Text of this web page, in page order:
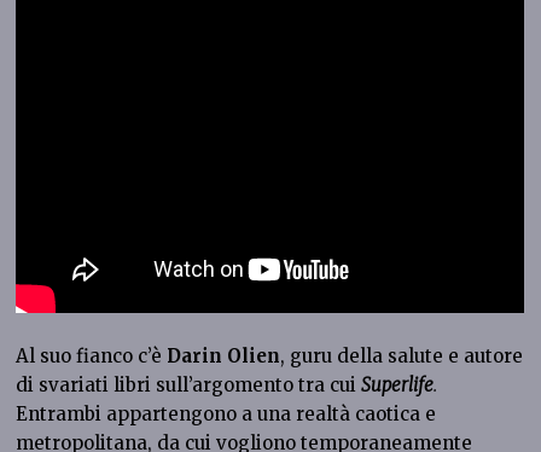
Al suo fianco c’è Darin Olien, guru della salute e autore
di svariati libri sull’argomento tra cuiSuperlife.
Entrambi appartengono a una realtà caotica e
metropolitana, da cui vogliono temporaneamente